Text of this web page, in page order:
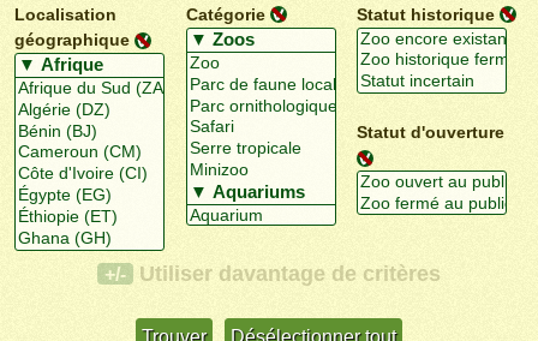
Localisation
géographique
Catégorie Statut historique
Statut d'ouverture
+/- Utiliser davantage de critères